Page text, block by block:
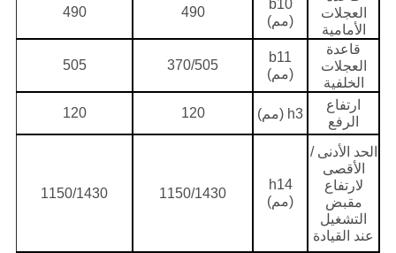
العجلات
الأمامية
b10
(مم)
490
490
قاعدة
العجلات
الخلفية
b11
(مم)
370/505
505
ارتفاع
الرفع
h3 (مم) 120
120
الحد الأدنى /
الأقصى
لارتفاع
مقبض
التشغيل
عند القيادة
h14
(مم)
1150/1430
1150/1430